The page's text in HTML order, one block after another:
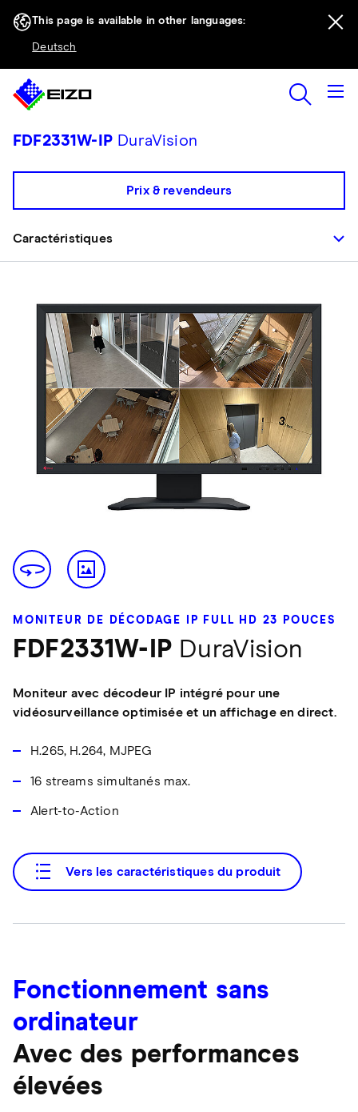
This page is available in other languages:
Deutsch
FDF2331W-IPDuraVision
Caractéristiques
Prix & revendeurs
MONITEUR DE DÉCODAGE IP FULL HD 23 POUCES
FDF2331W-IPDuraVision
Moniteur avec décodeur IP intégré pour une
vidéosurveillance optimisée et un affichage en direct.
H.265, H.264, MJPEG
16 streams simultanés max.
Alert-to-Action
Vers les caractéristiques du produit
Fonctionnement sans
ordinateur
Avec des performances
élevées